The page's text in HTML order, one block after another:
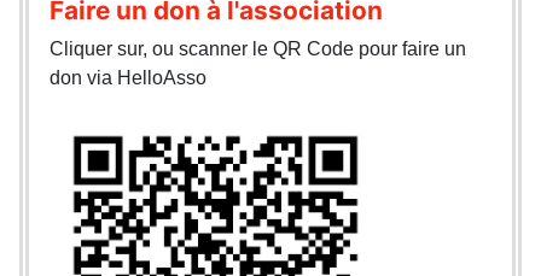
Faire un don à l'association
Cliquer sur, ou scanner le QR Code pour faire un
don via HelloAsso